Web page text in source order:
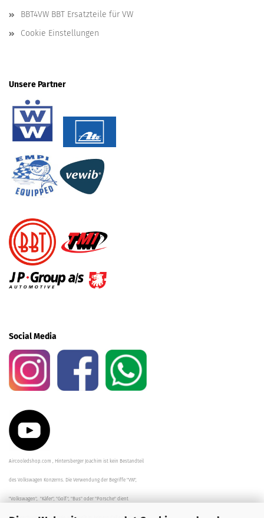
BBT4VW BBT Ersatzteile für VW
Cookie Einstellungen
Unsere Partner
Social Media
Aircooledshop.com , Hintersberger Joachim ist kein Bestandteil
des Volkswagen Konzerns. Die Verwendung der Begriffe "VW",
"Volkswagen", "Käfer", "Golf", "Bus" oder "Porsche" dient